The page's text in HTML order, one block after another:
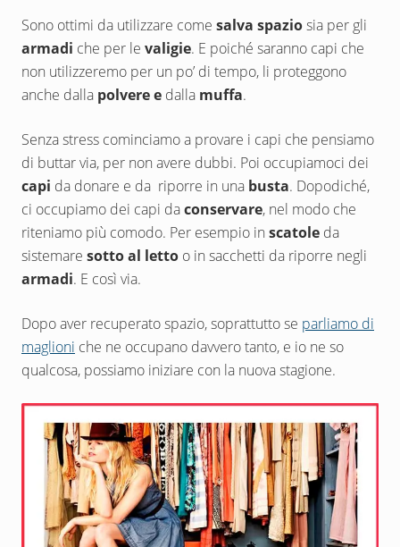
Sono ottimi da utilizzare come salva spaziosia per gli
armadi che per le valigie. E poiché saranno capi che
non utilizzeremo per un po’ di tempo, li proteggono
anche dalla polvere e dalla muffa.
Senza stress cominciamo a provare i capi che pensiamo
di buttar via, per non avere dubbi. Poi occupiamoci dei
capi da donare e da riporre in una busta. Dopodiché,
ci occupiamo dei capi daconservare, nel modo che
riteniamo più comodo. Per esempio in scatole da
sistemare sotto al letto o in sacchetti da riporre negli
armadi. E così via.
Dopo aver recuperato spazio, soprattutto se parliamo di
maglioni che ne occupano davvero tanto, e io ne so
qualcosa, possiamo iniziare con la nuova stagione.